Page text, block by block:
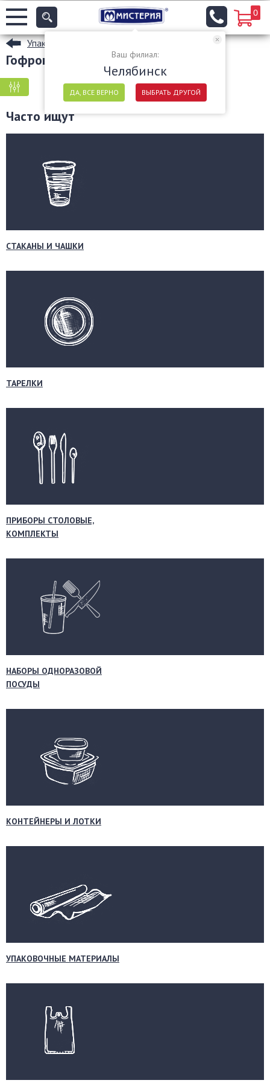
Ваш филиал:
Челябинск
ДА, ВСЕ ВЕРНО ВЫБРАТЬ ДРУГОЙ
0
Упаковочные материалы
Гофрокороба в Челябинске
Часто ищут
СТАКАНЫ И ЧАШКИ
ТАРЕЛКИ
ПРИБОРЫ СТОЛОВЫЕ,
КОМПЛЕКТЫ
НАБОРЫ ОДНОРАЗОВОЙ
ПОСУДЫ
КОНТЕЙНЕРЫ И ЛОТКИ
УПАКОВОЧНЫЕ МАТЕРИАЛЫ